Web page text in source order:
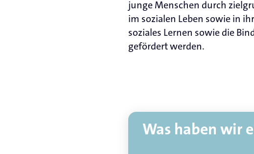
junge Menschen durch
im sozialen Leben sowie in
soziales Lernen sowie die
gefördert werden.
Was haben wir